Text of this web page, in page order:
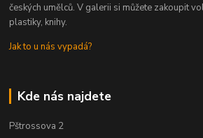
českých umělců. V galerii si můžete zakoupit
plastiky, knihy.
Jak to u nás vypadá?
Kde nás najdete
Pštrossova 2